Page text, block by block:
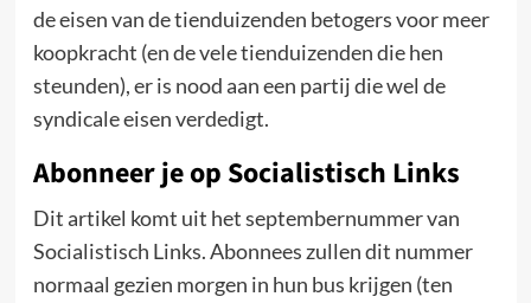
de eisen van de tienduizenden betogers voor meer
koopkracht (en de vele tienduizenden die hen
steunden), er is nood aan een partij die wel de
syndicale eisen verdedigt.
Abonneer je op Socialistisch Links
Dit artikel komt uit het septembernummer van
Socialistisch Links. Abonnees zullen dit nummer
normaal gezien morgen in hun bus krijgen (ten